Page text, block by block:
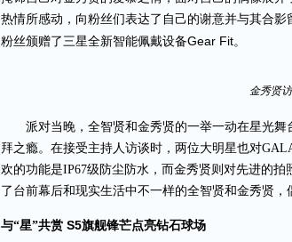
热情所感动，向粉丝们表达了自己的谢意并与其合
粉丝颁赠了三星全新智能佩戴设备Gear Fit。
金秀贤
派对当晚，全智贤和金秀贤的一举一动在星光
拜之瘾。在接受主持人访谈时，两位大明星也对
欢的功能是IP67级防尘防水，而金秀贤则对先进的拍
了台前幕后和现实生活中不一样的全智贤和金秀贤，
与“星”共赏 S5旗舰锋芒点亮钻石球场